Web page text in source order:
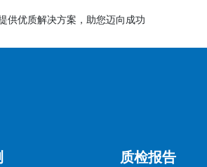
供优质解决方案，助您迈向成功
质检报告